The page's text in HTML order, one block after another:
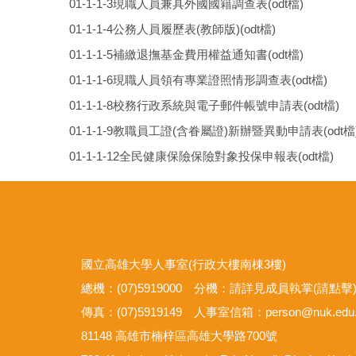
01-1-1-3現職人員兼具外國國籍調查表(odt檔)
01-1-1-4公務人員履歷表(教師版)(odt檔)
01-1-1-5補繳退撫基金費用權益通知書(odt檔)
01-1-1-6現職人員領有專業證照情形調查表(odt檔)
01-1-1-8校務行政系統與電子郵件帳號申請表(odt檔)
01-1-1-9教職員工證(含眷屬證)新辦暨異動申請表(odt
01-1-1-12全民健康保險保險對象投保申報表(odt檔)
國立高雄大學人事室(行政大樓南棟3樓)
總機：(07)5919000 分機： 請詳見成員執掌(請點擊)
傳真：(07)5919149 人事室信箱：
81148 高雄市楠梓區高雄大學路700號